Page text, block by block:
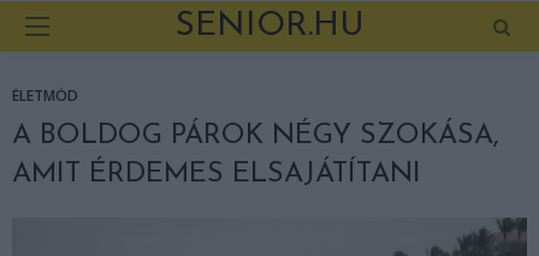
SENIOR.HU
ÉLETMÓD
A BOLDOG PÁROK NÉGY SZOKÁSA,
AMIT ÉRDEMES ELSAJÁTÍTANI